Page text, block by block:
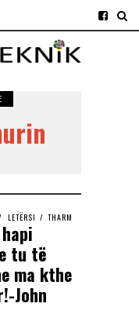
LETËRSI / THARM
tu të
ma kthe
John